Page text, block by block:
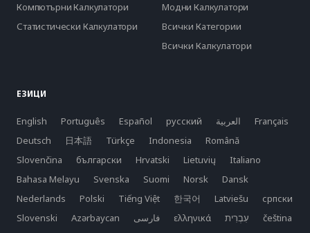
Компютърни Калкулатори
Модни Калкулатори
Статистически Калкулатори
Всички Категории
Всички Калкулатори
ЕЗИЦИ
English Português Español русский العربية
Français
Deutsch
日本語 Türkçe Indonesia
Română
Slovenčina
български Hrvatski Lietuvių
Italiano
Bahasa Melayu
Svenska Suomi Norsk
Dansk
Nederlands
Polski Tiếng Việt 한국어 Latviešu
српски
Slovenski
Azərbaycan فارسی ελληνικά
čeština